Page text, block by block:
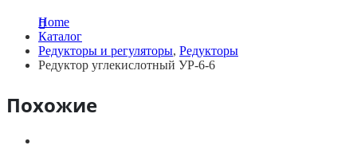
Home
Каталог
Редукторы и регуляторы, Редукторы
Редуктор углекислотный УР-6-6
Похожие